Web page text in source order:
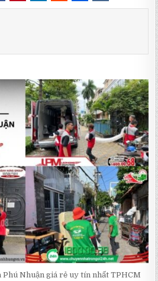
Phú Nhuận giá rẻ uy tín nhất TPHCM